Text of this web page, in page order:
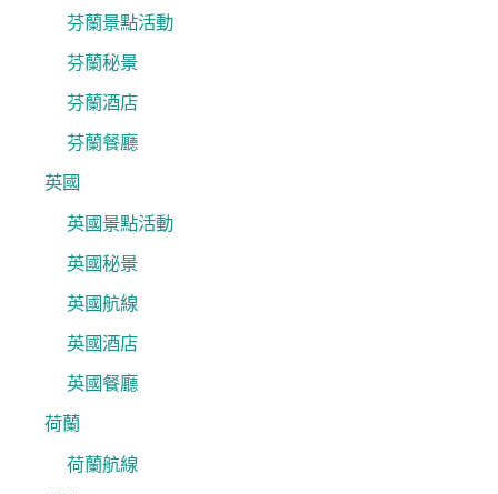
芬蘭景點活動
芬蘭秘景
芬蘭酒店
芬蘭餐廳
英國
英國景點活動
英國秘景
英國航線
英國酒店
英國餐廳
荷蘭
荷蘭航線